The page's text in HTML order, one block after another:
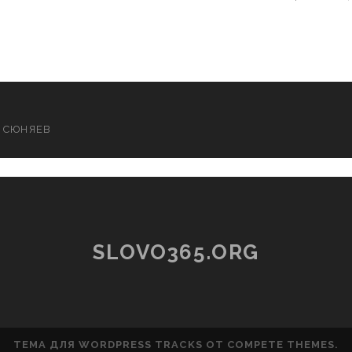
SLOVO365.ORG
ТЕМА ДЛЯ WORDPRESS TRACKS ОТ COMPETE THEMES.